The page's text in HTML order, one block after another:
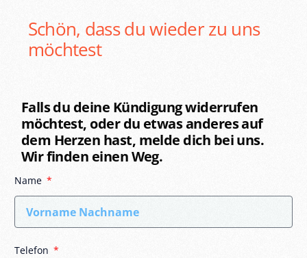
Schön, dassdu wiederzu uns
möchtest
Falls du deine Kündigung widerrufen
möchtest, oder du etwas anderes auf
dem Herzen hast, melde dich bei uns.
Wir finden einen Weg.
Name
Telefon